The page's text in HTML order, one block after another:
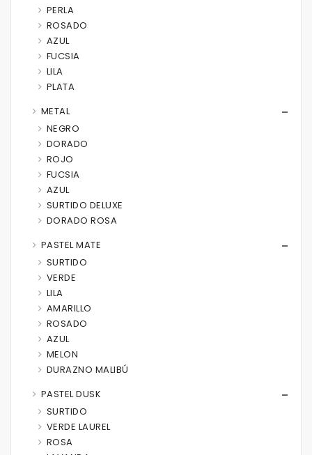
PERLA
ROSADO
AZUL
FUCSIA
LILA
PLATA
METAL
NEGRO
DORADO
ROJO
FUCSIA
AZUL
SURTIDO DELUXE
DORADO ROSA
PASTEL MATE
SURTIDO
VERDE
LILA
AMARILLO
ROSADO
AZUL
MELON
DURAZNO MALIBÚ
PASTEL DUSK
SURTIDO
VERDE LAUREL
ROSA